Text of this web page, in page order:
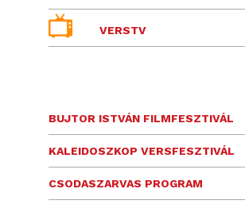
VERSTV
BUJTOR ISTVÁN FILMFESZTIVÁL
KALEIDOSZKOP VERSFESZTIVÁL
CSODASZARVAS PROGRAM